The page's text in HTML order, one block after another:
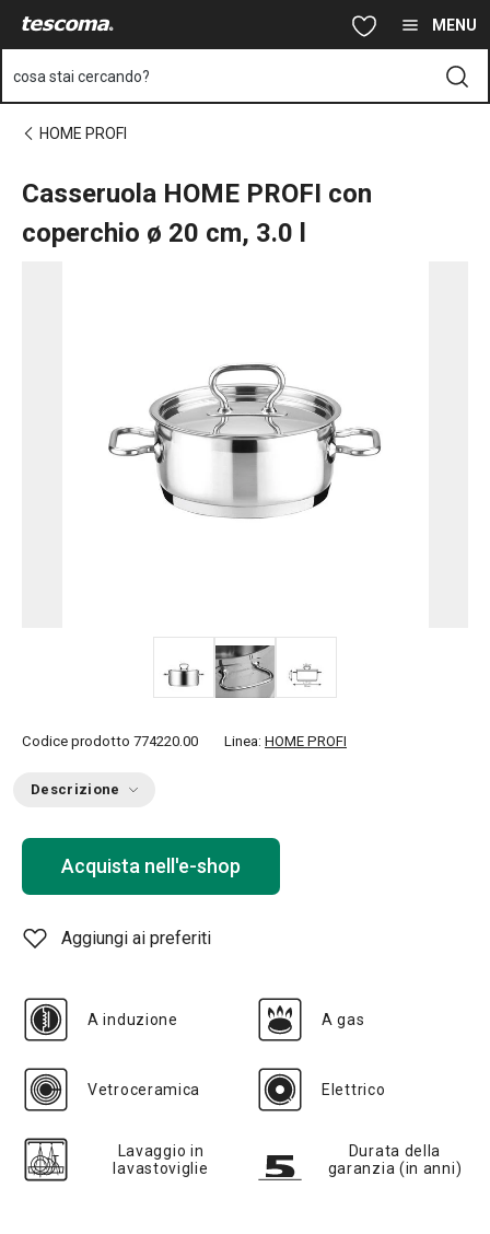
Vai al contenuto principale MENU
cosa stai cercando?
HOME PROFI
Casseruola HOME PROFI con
coperchio ø 20 cm, 3.0 l
Codice prodotto 774220.00 Linea: HOME PROFI
Descrizione
Acquista nell'e-shop
Aggiungi ai preferiti
A induzione A gas
Vetroceramica Elettrico
Lavaggio in
lavastoviglie
Durata della
garanzia (in anni)